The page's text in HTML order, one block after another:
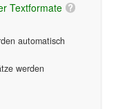
Textformate
automatisch
werden